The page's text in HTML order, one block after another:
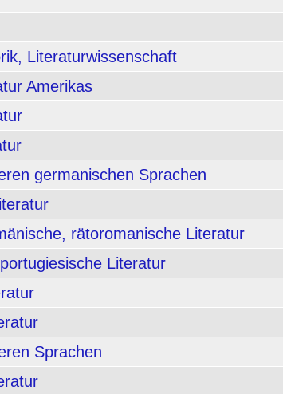
Literaturwissenschaft
Amerikas
germanischen Sprachen
rätoromanische Literatur
Literatur
Sprachen